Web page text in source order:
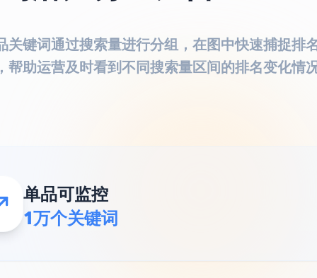
关键词通过搜索量进行分组，在图中快速捕捉排
帮助运营及时看到不同搜索量区间的排名变化情
单品可监控
1万个关键词